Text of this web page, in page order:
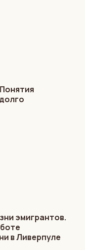
эмигрантов.
в Ливерпуле